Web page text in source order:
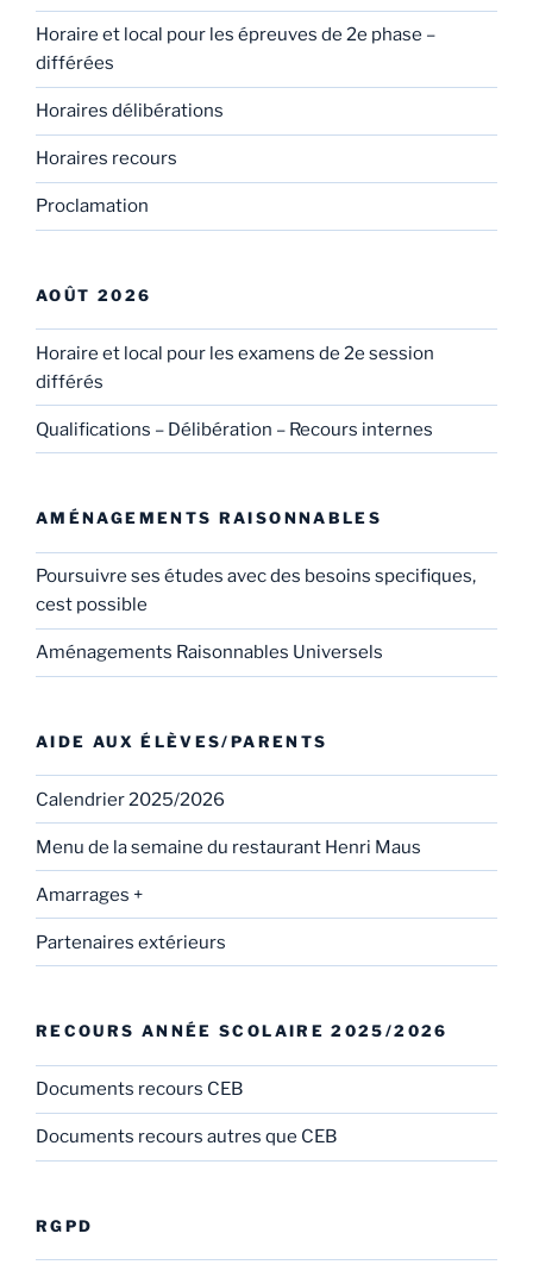
Horaire et local pour les épreuves de 2e phase –
différées
Horaires délibérations
Horaires recours
Proclamation
AOÛT 2026
Horaire et local pour les examens de 2e session
différés
Qualifications – Délibération – Recours internes
AMÉNAGEMENTS RAISONNABLES
Poursuivre ses études avec des besoins specifiques,
cest possible
Aménagements Raisonnables Universels
AIDE AUX ÉLÈVES/PARENTS
Calendrier 2025/2026
Menu de la semaine du restaurant Henri Maus
Amarrages +
Partenaires extérieurs
RECOURS ANNÉE SCOLAIRE 2025/2026
Documents recours CEB
Documents recours autres que CEB
RGPD